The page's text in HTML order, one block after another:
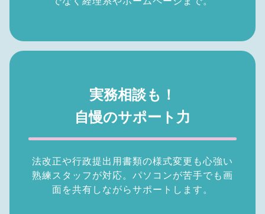
実務相談も！
自慢のサポート力
法改正や行政提出用書類の様式変更も心強い
熟練スタッフが対応。パソコンが苦手でも画
面を共有しながらサポートします。